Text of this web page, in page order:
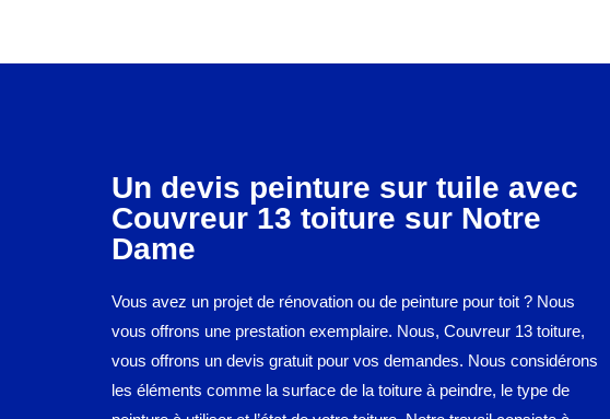
Un devis peinture sur tuile avec
Couvreur 13 toiture sur Notre
Dame
Vous avez un projet de rénovation ou de peinture pour toit ? Nous
vous offrons une prestation exemplaire. Nous, Couvreur 13 toiture,
vous offrons un devis gratuit pour vos demandes. Nous considérons
les éléments comme la surface de la toiture à peindre, le type de